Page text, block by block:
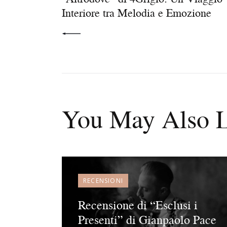
Interiore tra Melodia e Emozione
You May Also
RECENSIONI
Recensione di “Esclusi i
Presenti” di Gianpaolo Pace